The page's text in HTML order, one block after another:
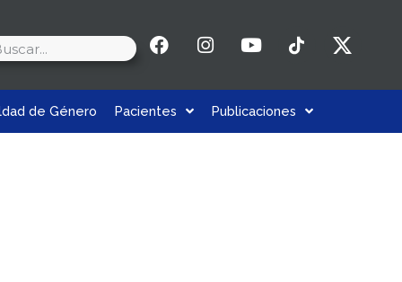
de Género Pacientes Publicaciones